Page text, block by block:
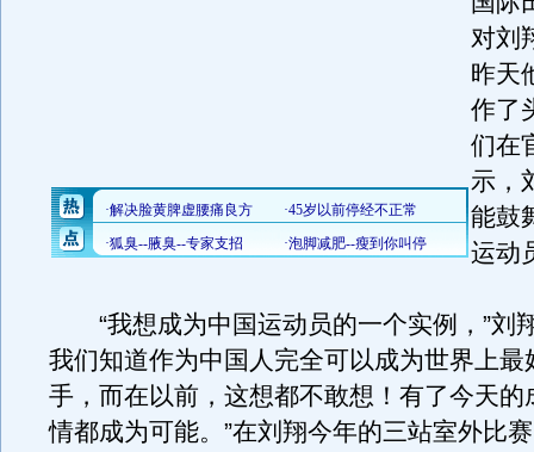
对刘
昨天
作了
们在
示，
能鼓
运动
“我想成为中国运动员的一个实例，”刘
我们知道作为中国人完全可以成为世界上最
手，而在以前，这想都不敢想！有了今天的
情都成为可能。”在刘翔今年的三站室外比